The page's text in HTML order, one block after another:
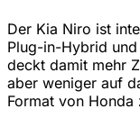
Der Kia Niro ist
Plug-in-Hybrid
deckt damit mehr
aber weniger auf
Format von Honda